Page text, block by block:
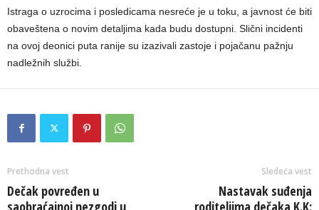
Istraga o uzrocima i posledicama nesreće je u toku, a javnost će biti
obaveštena o novim detaljima kada budu dostupni. Slični incidenti
na ovoj deonici puta ranije su izazivali zastoje i pojačanu pažnju
nadležnih službi.
Prethodna vest
Dečak povređen u
Sledeća vest
Nastavak suđenja